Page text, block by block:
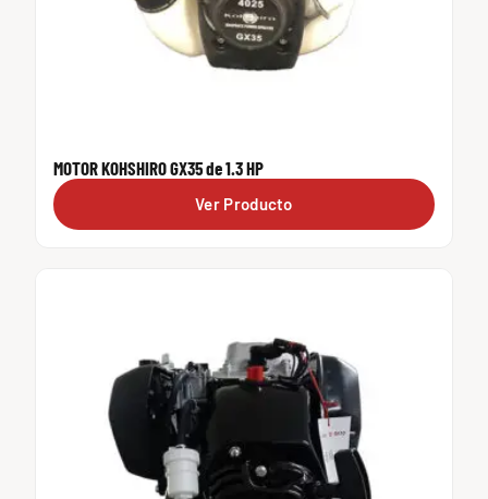
MOTOR KOHSHIRO GX35 de 1.3 HP
Ver Producto